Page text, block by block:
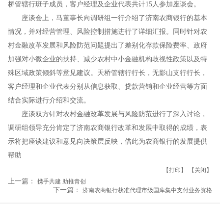
桥管辖行班子成员，客户经理及企业代表共计15人参加座谈会。
座谈会上，马董事长向调研组一行介绍了济南农商银行的基本
情况，并对经营管理、风险控制措施进行了详细汇报。同时针对农
村金融改革发展和风险防范问题提出了差别化存款保险费率、政府
加强对小微企业的扶持、减少农村中小金融机构歧视性政策以及特
殊区域政策倾斜等意见建议。天桥管辖行行长，无影山支行行长，
客户经理和企业代表分别从信息获取、贷款营销和企业经营等方面
结合实际进行介绍和交流。
座谈双方针对农村金融改革发展与风险防范进行了深入讨论，
调研组领导充分肯定了济南农商银行改革和发展中取得的成绩，表
示将把座谈建议和意见向决策层反映，借此为农商银行的发展提供
帮助
【打印】 【关闭】
上一篇： 携手共建 助推青创
下一篇： 济南农商银行获准代理市级国库集中支付业务资格